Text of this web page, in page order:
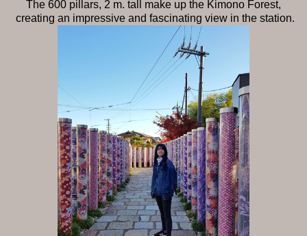
The 600 pillars, 2 m. tall make up the Kimono Forest,
creating an impressive and fascinating view in the station.